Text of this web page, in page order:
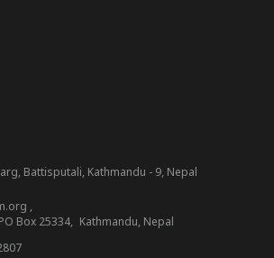
Battisputali, Kathmandu - 9, Nepal
,
Box 25334, Kathmandu, Nepal